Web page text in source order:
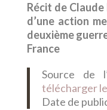
Récit de
d’une action
deuxième
France
Source de
télécharger
Date de